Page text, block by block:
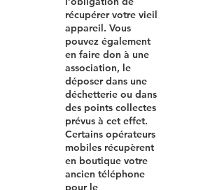
récupérer votre vieil
appareil. Vous
pouvez également
en faire don à une
association, le
déposer dans une
déchetterie ou dans
des points collectes
prévus à cet effet.
Certains opérateurs
mobiles récupèrent
en boutique votre
ancien téléphone
pour le